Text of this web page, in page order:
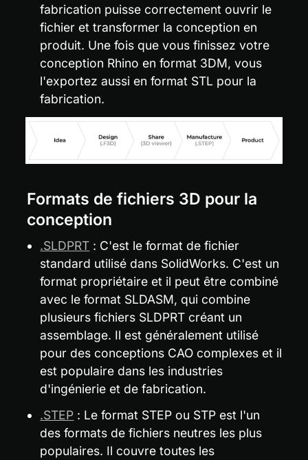
fabrication puisse correctement ouvrir le
fichier et transformer la conception en
produit. Une fois que vous finissez votre
conception Rhino en format 3DM, vous
l'exportez aussi en format STL pour la
fabrication.
Formats de fichiers 3D pour la
conception
.SLDPRT : C'est le format de fichier
standard utilisé dans SolidWorks. C'est un
format propriétaire et il peut être combiné
avec le format SLDASM, qui combine
plusieurs fichiers SLDPRT créant un
assemblage. Il est généralement utilisé
pour des conceptions CAO complexes et il
est populaire dans les industries
d'ingénierie et de fabrication.
.STEP : Le format STEP ou STP est l'un
des formats de fichiers neutres les plus
populaires. Il couvre toutes les